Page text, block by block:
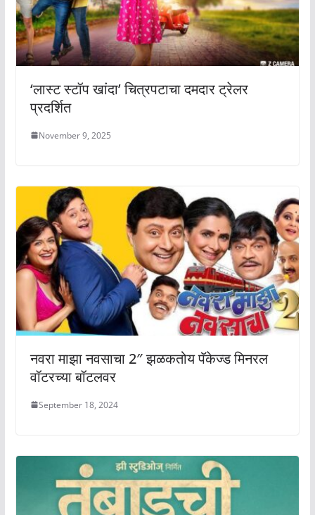
‘लास्ट स्टॉप खांदा’ चित्रपटाचा दमदार ट्रेलर
प्रदर्शित
November 9, 2025
नवरा माझा नवसाचा 2″ झळकतोय पॅकेज्ड मिनरल
वॉटरच्या बॉटलवर
September 18, 2024